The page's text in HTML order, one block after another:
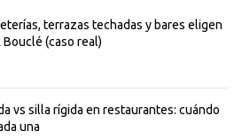
terrazas techadas y bares eligen
Bouclé (caso real)
vs silla rígida en restaurantes: cuándo
una